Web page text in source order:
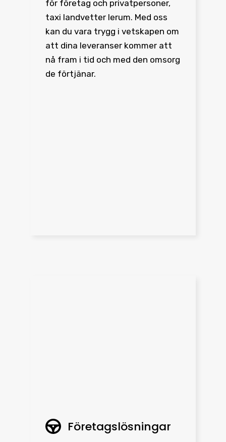
för företag och privatpersoner,
taxi landvetter lerum. Med oss
kan du vara trygg i vetskapen om
att dina leveranser kommer att
nå fram i tid och med den omsorg
de förtjänar.
Företagslösningar